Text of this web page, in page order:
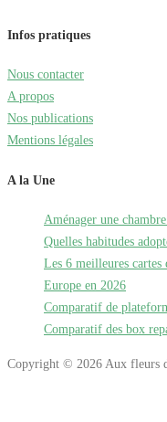
Infos pratiques
Nous contacter
A propos
Nos publications
Mentions légales
A la Une
Aménager une
Quelles habitudes
Les 6 meilleures
Europe en 2026
Comparatif de
Comparatif des box
Copyright © 2026 Aux fleurs